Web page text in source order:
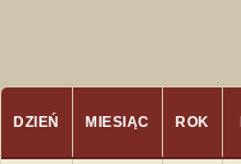
DZIEŃ MIESIĄC ROK